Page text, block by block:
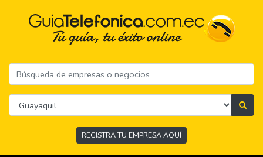
REGISTRA TU EMPRESA AQUÍ